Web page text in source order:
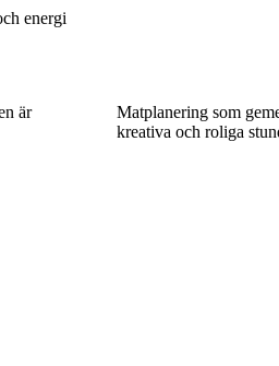
energi
är
Matplanering som
kreativa och roliga